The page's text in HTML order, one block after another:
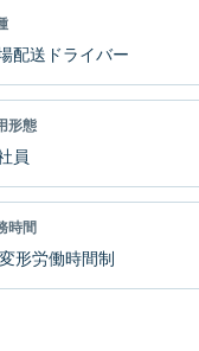
配送ドライバー
形態
員
時間
変形労働時間制